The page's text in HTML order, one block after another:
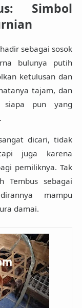
Simbol
hadir sebagai sosok
bulunya putih
ketulusan dan
tajam, dan
siapa pun yang
dicari, tidak
juga karena
pemiliknya. Tak
Tembus sebagai
mampu
damai.